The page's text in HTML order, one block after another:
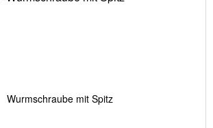
Wurmschraube mit Spitz